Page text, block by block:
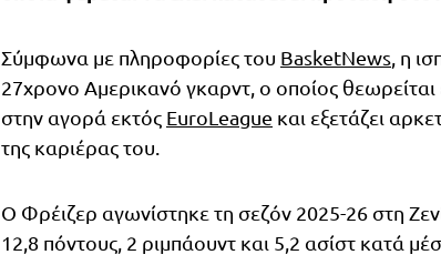
Σύμφωνα με πληροφορίες του BasketNews, η
27χρονο Αμερικανό γκαρντ, ο οποίος
στην αγορά εκτός EuroLeague και εξετάζει
της καριέρας του.
Ο Φρέιζερ αγωνίστηκε τη σεζόν 2025-26 στη
12,8 πόντους, 2 ριμπάουντ και 5,2 ασίστ κατά